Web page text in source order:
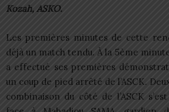
Kozah, ASKO.
Les premières minutes de cette
déjà un match tendu. À la 5ème
a effectué ses premières
un coup de pied arrêté de l’ASCK.
combinaison du côté de l’ASCK